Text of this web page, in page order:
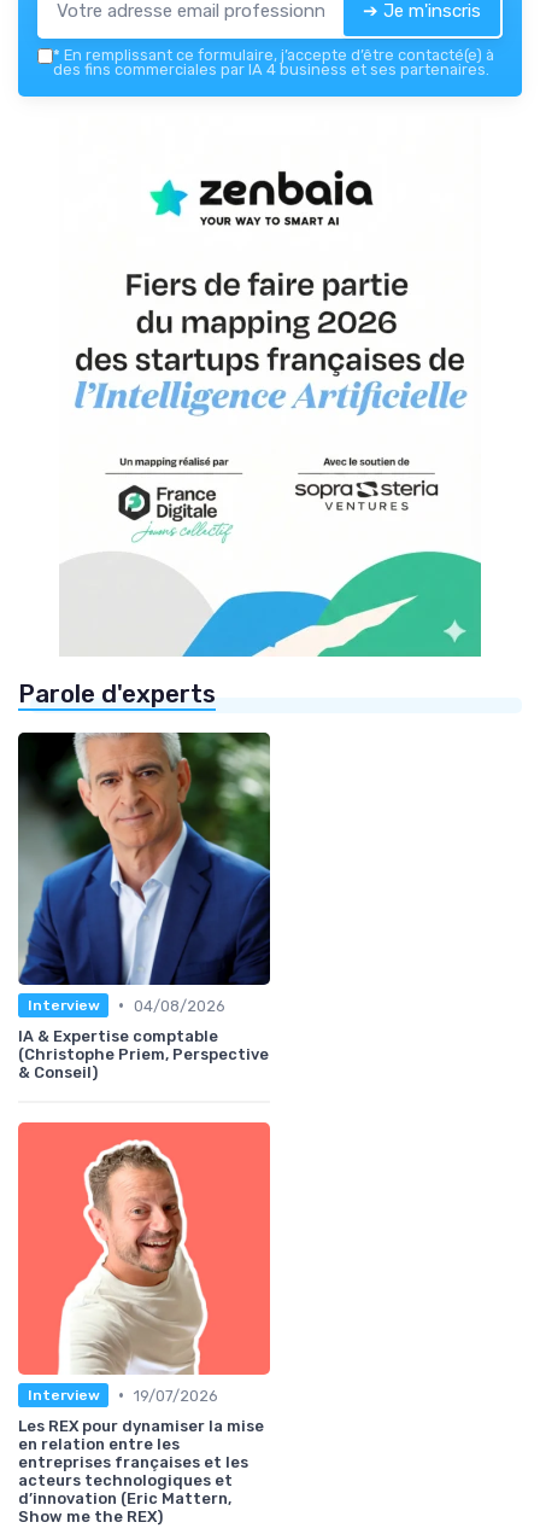
➔ Je m'inscris
* En remplissant ce formulaire, j’accepte d’être contacté(e) à
des fins commerciales par IA 4 business et ses partenaires.
Parole d'experts
Interview • 04/08/2026
IA & Expertise comptable
(Christophe Priem, Perspective
& Conseil)
Interview • 19/07/2026
Les REX pour dynamiser la mise
en relation entre les
entreprises françaises et les
acteurs technologiques et
d’innovation (Eric Mattern,
Show me the REX)